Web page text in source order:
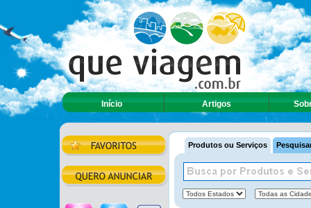
Início Artigos
Produtos ou Serviços